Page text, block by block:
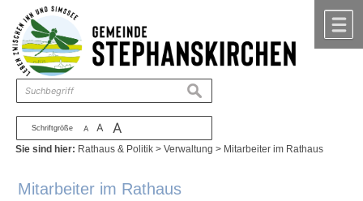
Zum Inhalt ,zur Navigation
Schriftgröße A A A
suchen
Sie sind hier: Rathaus & Politik >Verwaltung > Mitarbeiter im Rathaus
Mitarbeiter im Rathaus